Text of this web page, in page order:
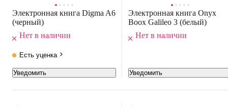
Электронная книга Digma A6
(черный)
Нет в наличии
Есть уценка
Уведомить
Электронная книга Onyx
Boox Galileo 3 (белый)
Нет в наличии
Уведомить